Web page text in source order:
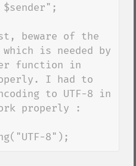
beware of the
is needed by
function in
I had to
to UTF-8 in
properly :
8");